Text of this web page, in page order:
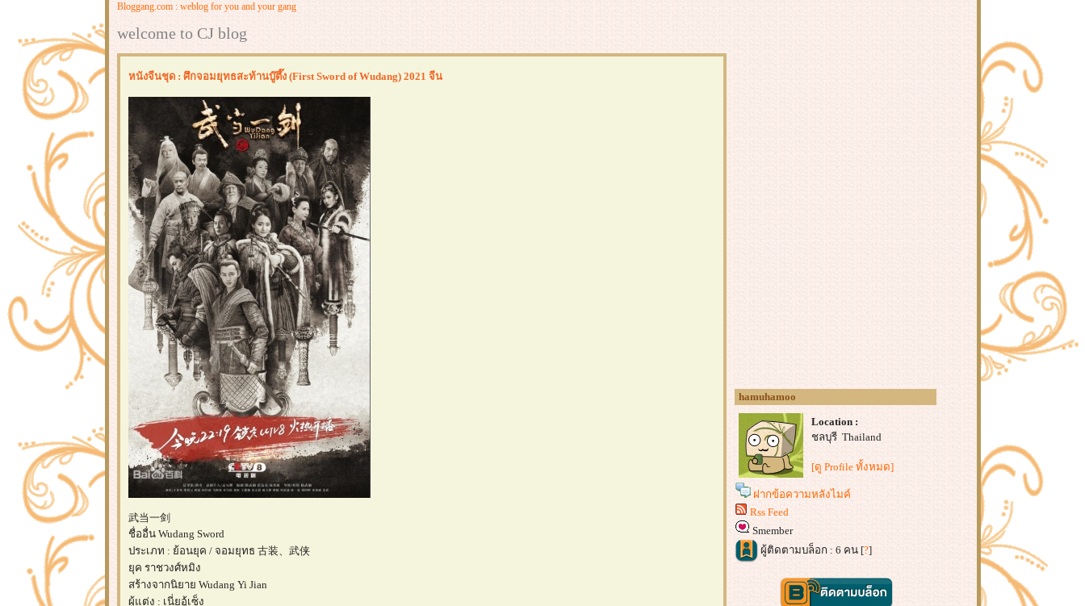
Bloggang.com : weblog for you and your gang
welcome to CJ blog
หนังจีนชุด : ศึกจอมยุทธสะท้านบู๊ตึ๊ง (First Sword of Wudang) 2021 จีน
武当一剑
ชื่ออื่น Wudang Sword
ประเภท : ย้อนยุค / จอมยุทธ 古装、武侠
ุค ราชวงศ์หมิง
สร้างจากนิยาย Wudang Yi Jian
ผู้แต่ง : เนี่ยอู้เซ็ง
hamuhamoo
Location :
ชลบุรี Thailand
[ดู Profile ทั้งหมด]
ฝากข้อความหลังไมค์
Rss Feed
Smember
ผู้ติดตามบล็อก : 6 คน [?]